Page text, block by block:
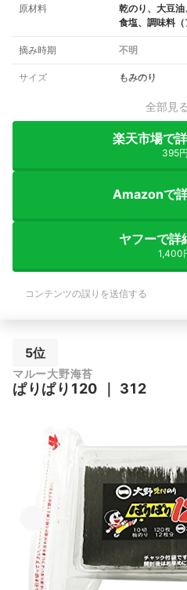
原材料
乾のり、大豆油
食塩、調味料（
摘み時期 不明
サイズ もみのり
全部見る
楽天市場で
395円
Amazonで
ヤフーで詳
1,400
コンテンツの誤りを送信する
5位
マルー大野海苔
ぱりぱり120 ｜ 312